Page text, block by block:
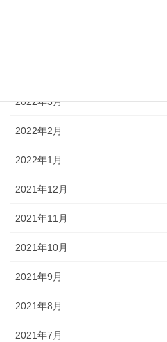
2022年3月
2022年2月
2022年1月
2021年12月
2021年11月
2021年10月
2021年9月
2021年8月
2021年7月